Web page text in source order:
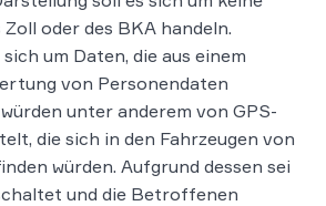
oder des BKA handeln.
um Daten, die aus einem
von Personendaten
unter anderem von GPS-
die sich in den Fahrzeugen von
würden. Aufgrund dessen sei
und die Betroffenen